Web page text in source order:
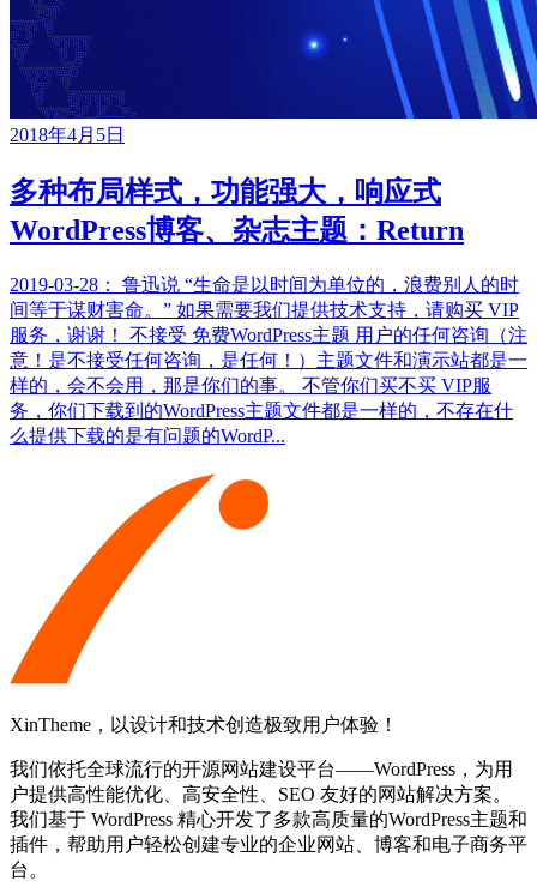
2018年4月5日
多种布局样式，功能强大，响应式
WordPress博客、杂志主题：Return
2019-03-28： 鲁迅说 “生命是以时间为单位的，浪费别人的时
间等于谋财害命。” 如果需要我们提供技术支持，请购买 VIP
服务，谢谢！ 不接受 免费WordPress主题 用户的任何咨询（注
意！是不接受任何咨询，是任何！）主题文件和演示站都是一
样的，会不会用，那是你们的事。 不管你们买不买 VIP服
务，你们下载到的WordPress主题文件都是一样的，不存在什
么提供下载的是有问题的WordP...
XinTheme，以设计和技术创造极致用户体验！
我们依托全球流行的开源网站建设平台——WordPress，为用
户提供高性能优化、高安全性、SEO 友好的网站解决方案。
我们基于 WordPress 精心开发了多款高质量的WordPress主题和
插件，帮助用户轻松创建专业的企业网站、博客和电子商务平
台。